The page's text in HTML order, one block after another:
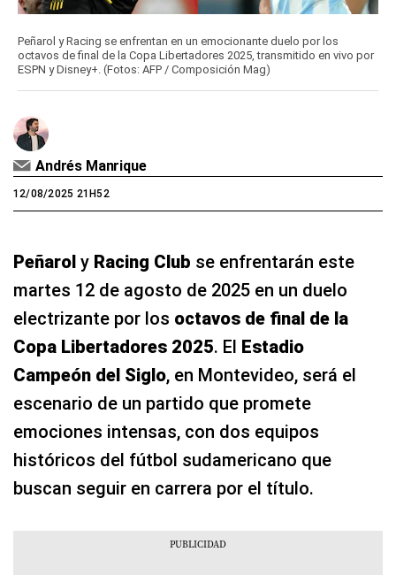
Peñarol y Racing se enfrentan en un emocionante duelo por los
octavos de final de la Copa Libertadores 2025, transmitido en vivo por
ESPN y Disney+. (Fotos: AFP / Composición Mag)
Andrés Manrique
12/08/2025 21H52
Peñarol y Racing Club se enfrentarán este
martes 12 de agosto de 2025 en un duelo
electrizante por los octavos de final de la
Copa Libertadores 2025. El Estadio
Campeón del Siglo, en Montevideo, será el
escenario de un partido que promete
emociones intensas, con dos equipos
históricos del fútbol sudamericano que
buscan seguir en carrera por el título.